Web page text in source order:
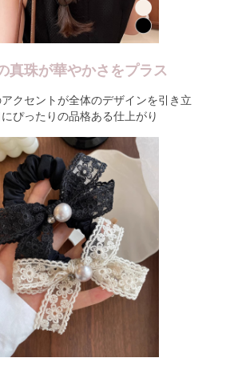
真珠が華やかさをプラス
アクセントが全体のデザインを引き立
ぴったりの品格ある仕上がり